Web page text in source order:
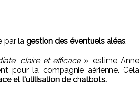
par la gestion des éventuels aléas.
claire et efficace», estime Anne
pour la compagnie aérienne. Cela
et l'utilisation de chatbots.